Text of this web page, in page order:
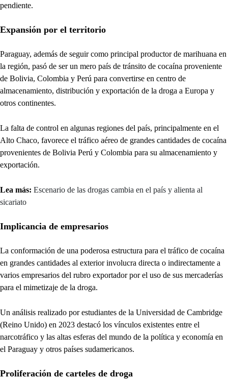
pendiente.
Expansión por el territorio
Paraguay, además de seguir como principal productor de marihuana en
la región, pasó de ser un mero país de tránsito de cocaína proveniente
de Bolivia, Colombia y Perú para convertirse en centro de
almacenamiento, distribución y exportación de la droga a Europa y
otros continentes.
La falta de control en algunas regiones del país, principalmente en el
Alto Chaco, favorece el tráfico aéreo de grandes cantidades de cocaína
provenientes de Bolivia Perú y Colombia para su almacenamiento y
exportación.
Lea más: Escenario de las drogas cambia en el país y alienta al
sicariato
Implicancia de empresarios
La conformación de una poderosa estructura para el tráfico de cocaína
en grandes cantidades al exterior involucra directa o indirectamente a
varios empresarios del rubro exportador por el uso de sus mercaderías
para el mimetizaje de la droga.
Un análisis realizado por estudiantes de la Universidad de Cambridge
(Reino Unido) en 2023 destacó los vínculos existentes entre el
narcotráfico y las altas esferas del mundo de la política y economía en
el Paraguay y otros países sudamericanos.
Proliferación de carteles de droga